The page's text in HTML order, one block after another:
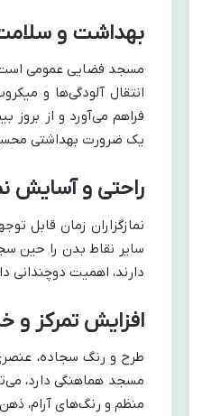
بهداشت و
مسجد فضایی عمومی است
انتقال آلودگی‌ها و
فراهم می‌آورد و از
یک ضرورت بهداشتی
راحتی و آسایش
نمازگزاران زمان قابل
سایر نقاط بدن را حین
دارند، اهمیت دوچندانی
افزایش تمرکز
طرح و رنگ سجاده،
مسجد هماهنگی دارد،
منظم و رنگ‌های آرام،